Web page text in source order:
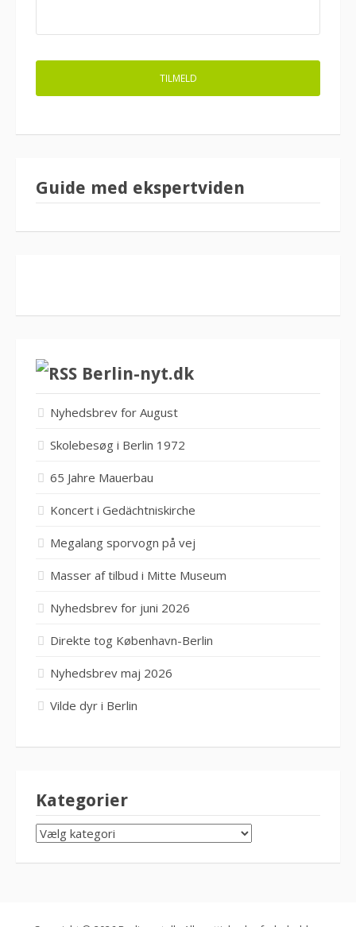
Guide med ekspertviden
Berlin-nyt.dk
Nyhedsbrev for August
Skolebesøg i Berlin 1972
65 Jahre Mauerbau
Koncert i Gedächtniskirche
Megalang sporvogn på vej
Masser af tilbud i Mitte Museum
Nyhedsbrev for juni 2026
Direkte tog København-Berlin
Nyhedsbrev maj 2026
Vilde dyr i Berlin
Kategorier
KATEGORIER